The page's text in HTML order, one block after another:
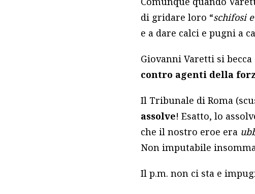
di gridare loro “schifosi
e a dare calci e pugni a
Giovanni Varetti si
contro agenti della
Il Tribunale di Roma
assolve! Esatto, lo
che il nostro eroe era
Non imputabile
Il p.m. non ci sta e